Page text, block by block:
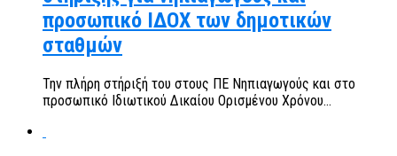
προσωπικό ΙΔΟΧ των δημοτικών
σταθμών
Την πλήρη στήριξή του στους ΠΕ Νηπιαγωγούς και στο
προσωπικό Ιδιωτικού Δικαίου Ορισμένου Χρόνου...